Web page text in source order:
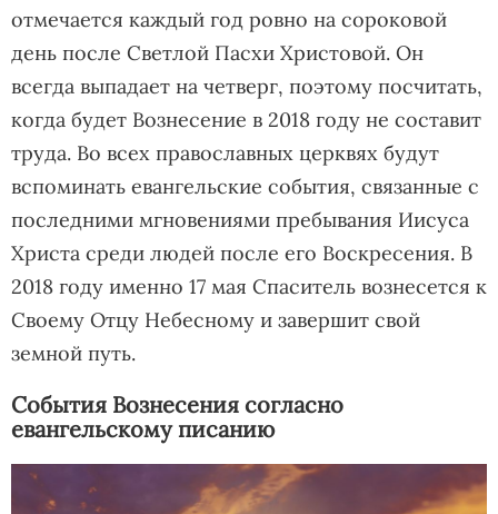
отмечается каждый год ровно на сороковой
день после Светлой Пасхи Христовой. Он
всегда выпадает на четверг, поэтому посчитать,
когда будет Вознесение в 2018 году не составит
труда. Во всех православных церквях будут
вспоминать евангельские события, связанные с
последними мгновениями пребывания Иисуса
Христа среди людей после его Воскресения. В
2018 году именно 17 мая Спаситель вознесется к
Своему Отцу Небесному и завершит свой
земной путь.
События Вознесения согласно
евангельскому писанию